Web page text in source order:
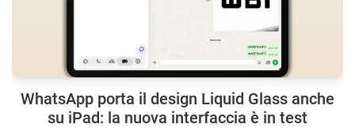
WhatsApp porta il design Liquid Glass anche
su iPad: la nuova interfaccia è in test